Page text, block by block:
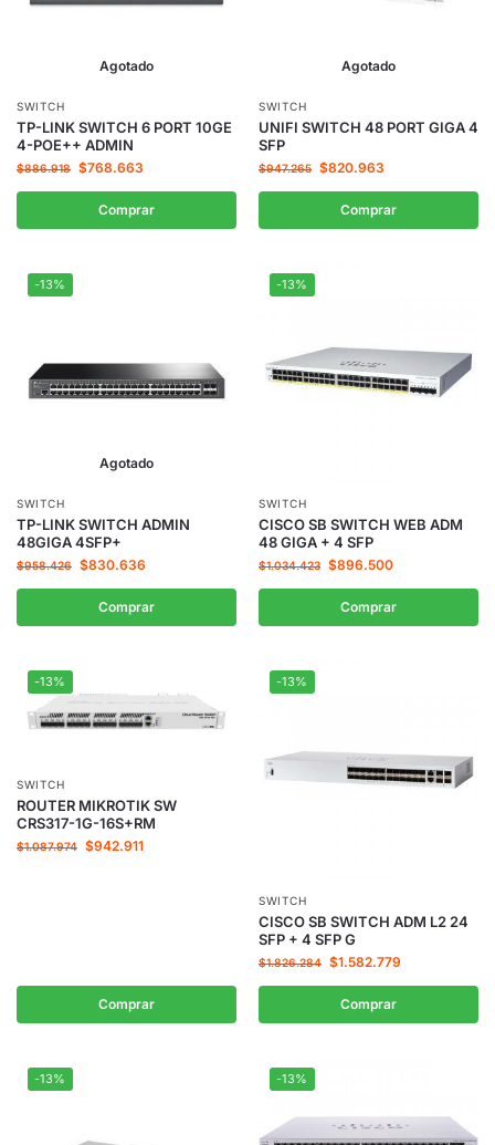
Agotado
SWITCH
TP-LINK SWITCH 6 PORT 10GE
4-POE++ ADMIN
$886.918 $768.663
Comprar
Agotado
SWITCH
UNIFI SWITCH 48 PORT GIGA 4
SFP
$947.265 $820.963
Comprar
-13%
Agotado
SWITCH
TP-LINK SWITCH ADMIN
48GIGA 4SFP+
$958.426 $830.636
Comprar
-13%
SWITCH
CISCO SB SWITCH WEB ADM
48 GIGA + 4 SFP
$1.034.423 $896.500
Comprar
-13%
SWITCH
ROUTER MIKROTIK SW
CRS317-1G-16S+RM
$1.087.974 $942.911
Comprar
-13%
SWITCH
CISCO SB SWITCH ADM L2 24
SFP + 4 SFP G
$1.826.284 $1.582.779
Comprar
-13% -13%